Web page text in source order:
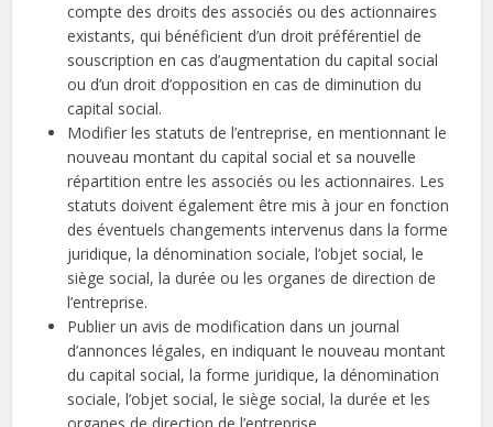
compte des droits des associés ou des actionnaires
existants, qui bénéficient d’un droit préférentiel de
souscription en cas d’augmentation du capital social
ou d’un droit d’opposition en cas de diminution du
capital social.
Modifier les statuts de l’entreprise, en mentionnant le
nouveau montant du capital social et sa nouvelle
répartition entre les associés ou les actionnaires. Les
statuts doivent également être mis à jour en fonction
des éventuels changements intervenus dans la forme
juridique, la dénomination sociale, l’objet social, le
siège social, la durée ou les organes de direction de
l’entreprise.
Publier un avis de modification dans un journal
d’annonces légales, en indiquant le nouveau montant
du capital social, la forme juridique, la dénomination
sociale, l’objet social, le siège social, la durée et les